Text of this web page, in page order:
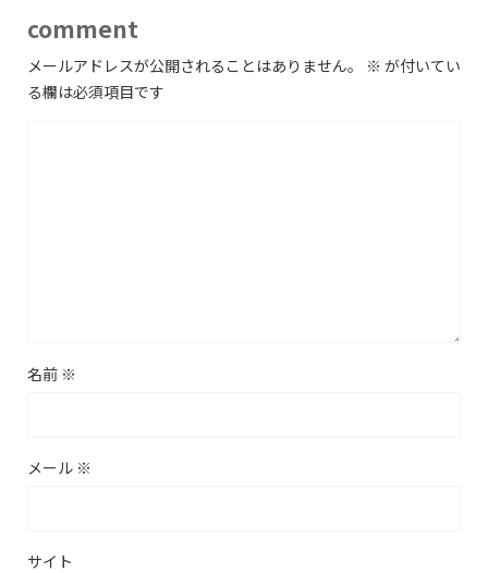
comment
メールアドレスが公開されることはありません。 ※ が付いてい
る欄は必須項目です
名前 ※
メール ※
サイト